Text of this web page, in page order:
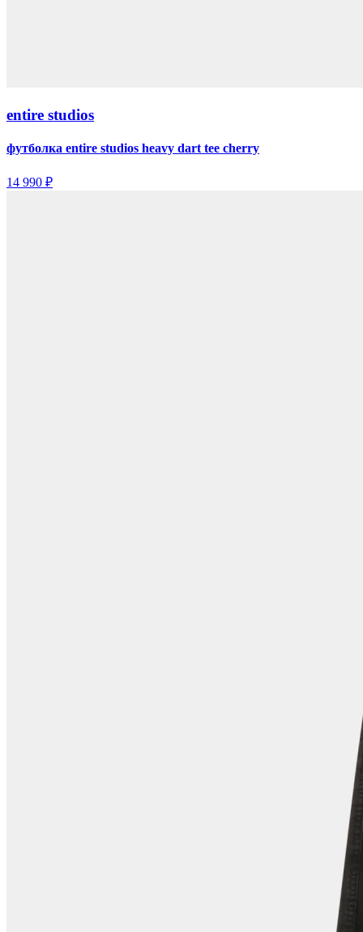
entire studios
футболка entire studios heavy dart tee cherry
14 990 ₽